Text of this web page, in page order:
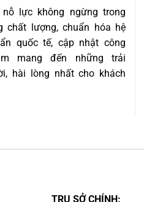
lực không ngừng trong
chất lượng, chuẩn hóa hệ
quốc tế, cập nhật công
mang đến những trải
hài lòng nhất cho khách
TRỤ SỞ CHÍNH: